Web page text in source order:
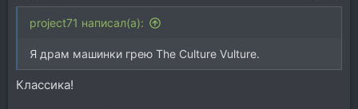
project71 написал(а):
Я драм машинки грею The Culture Vulture.
Классика!